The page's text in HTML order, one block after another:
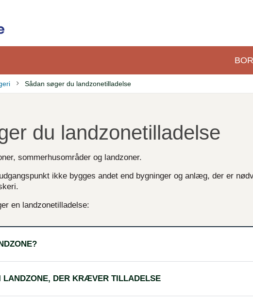
Sådan søger du landzonetilladelse
du landzonetilladelse
sommerhusområder og landzoner.
ikke bygges andet end bygninger og anlæg, der er
en landzonetilladelse:
DER KRÆVER TILLADELSE